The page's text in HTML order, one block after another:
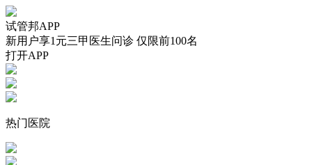
试管邦APP
新用户享1元三甲医生问诊 仅限前100名
打开APP
热门医院